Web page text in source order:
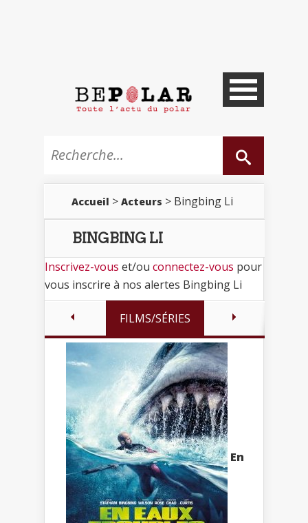
Accueil > Acteurs > Bingbing Li
BINGBING LI
Inscrivez-vous et/ou connectez-vous pour
vous inscrire à nos alertes Bingbing Li
FILMS/SÉRIES
En